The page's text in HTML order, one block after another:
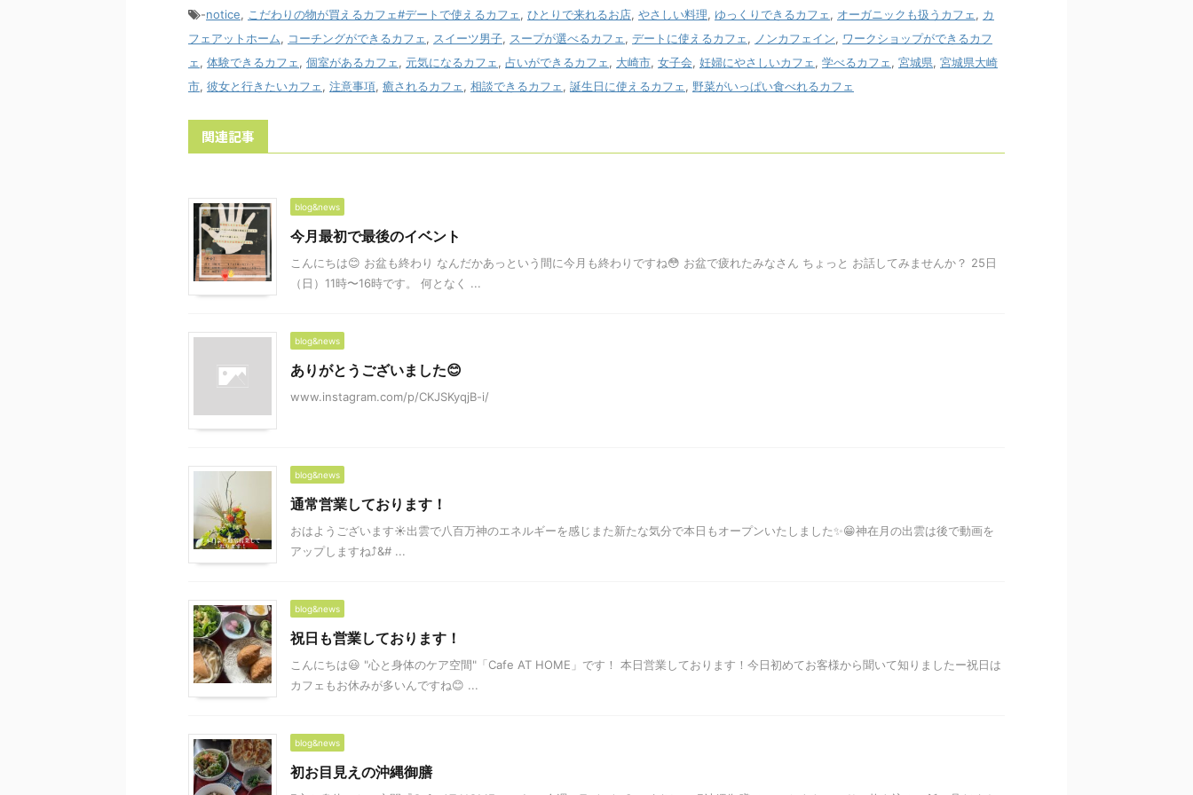
-notice, こだわりの物が買えるカフェ#デートで使えるカフェ, ひとりで来れるお店, やさしい料理, ゆっくりできるカフェ, オーガニックも扱うカフェ, カ
フェアットホーム, コーチングができるカフェ, スイーツ男子, スープが選べるカフェ, デートに使えるカフェ, ノンカフェイン, ワークショップができるカフ
ェ, 体験できるカフェ, 個室があるカフェ, 元気になるカフェ, 占いができるカフェ, 大崎市, 女子会, 妊婦にやさしいカフェ, 学べるカフェ, 宮城県, 宮城県大崎
市, 彼女と行きたいカフェ, 注意事項, 癒されるカフェ, 相談できるカフェ, 誕生日に使えるカフェ, 野菜がいっぱい食べれるカフェ
関連記事
blog&news
今月最初で最後のイベント
こんにちは😊 お盆も終わり なんだかあっという間に今月も終わりですね😳 お盆で疲れたみなさん ちょっと お話してみませんか？ 25日
（日）11時〜16時です。 何となく ...
blog&news
ありがとうございました😊
www.instagram.com/p/CKJSKyqjB-i/
blog&news
通常営業しております！
おはようございます☀出雲で八百万神のエネルギーを感じまた新たな気分で本日もオープンいたしました✨😁神在月の出雲は後で動画を
アップしますね⤴&# ...
blog&news
祝日も営業しております！
こんにちは😃 "心と身体のケア空間"「Cafe AT HOME」です！ 本日営業しております！今日初めてお客様から聞いて知りましたー祝日は
カフェもお休みが多いんですね😊 ...
blog&news
初お目見えの沖縄御膳